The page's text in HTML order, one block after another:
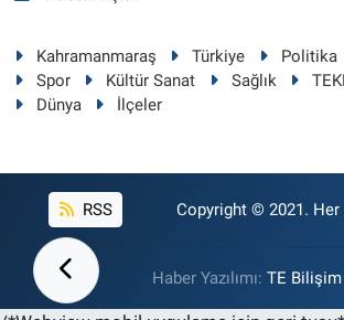
Kahramanmaraş Türkiye Politika
Spor
Kültür Sanat Sağlık
Dünya
İlçeler
RSS Copyright © 2021. Her
Haber Yazılımı: TE Bilişim